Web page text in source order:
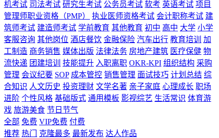
机考试 司法考试 研究生考试 公务员考试 软考 英语考试 项目
管理师职业资格（PMP）
执业医师资格考试 会计职称考试 建
筑师考试 建造师考试 学前教育 其他教育 初中 高中 大学 小学
客服咨询 其他岗位 酒店餐饮 金融保险 汽车出行 教育培训
加
工制造 商务销售 媒体出版 法律法务 房地产建筑 医疗保健 物
流快递 团建培训 技能提升 入职离职 OKR-KPI 组织结构 采购
管理 会议纪要 SOP 成本管控 销售管理 面试技巧 计划总结 综
合知识 人文历史 投资理财 文学名著 亲子家庭 心理成长 职场
进阶 个性风格 基础版式 通用模板 影视综艺 生活常识 体育游
戏 旅游美食 节日节气
全部 免费 VIP免费 付费
推荐 热门 克隆最多 最新发布 达人作品